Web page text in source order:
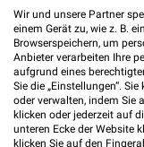
97076
Heute
384,56
Wir und unsere Partner
einem Gerät zu, wie z. B.
Browserspeichern, um
Anbieter verarbeiten Ihre
aufgrund eines
Sie die „Einstellungen“.
oder verwalten, indem Sie
klicken oder jederzeit auf
unteren Ecke der Website
klicken Sie auf den